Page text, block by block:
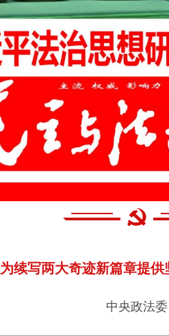
为续写两大奇迹新篇章提
中央政法委